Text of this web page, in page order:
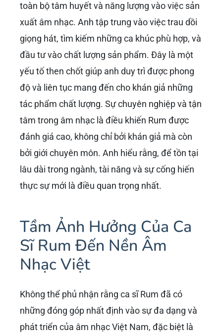
toàn bộ tâm huyết và năng lượng vào việc sản
xuất âm nhạc. Anh tập trung vào việc trau dồi
giọng hát, tìm kiếm những ca khúc phù hợp, và
đầu tư vào chất lượng sản phẩm. Đây là một
yếu tố then chốt giúp anh duy trì được phong
độ và liên tục mang đến cho khán giả những
tác phẩm chất lượng. Sự chuyên nghiệp và tận
tâm trong âm nhạc là điều khiến Rum được
đánh giá cao, không chỉ bởi khán giả mà còn
bởi giới chuyên môn. Anh hiểu rằng, để tồn tại
lâu dài trong ngành, tài năng và sự cống hiến
thực sự mới là điều quan trọng nhất.
Tầm Ảnh Hưởng Của Ca
Sĩ Rum Đến Nền Âm
Nhạc Việt
Không thể phủ nhận rằng ca sĩ Rum đã có
những đóng góp nhất định vào sự đa dạng và
phát triển của âm nhạc Việt Nam, đặc biệt là